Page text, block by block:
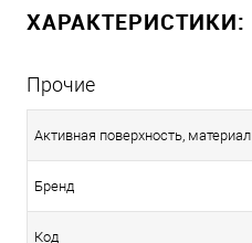
ХАРАКТЕРИСТИКИ:
Прочие
Активная поверхность, материал
Бренд
Код